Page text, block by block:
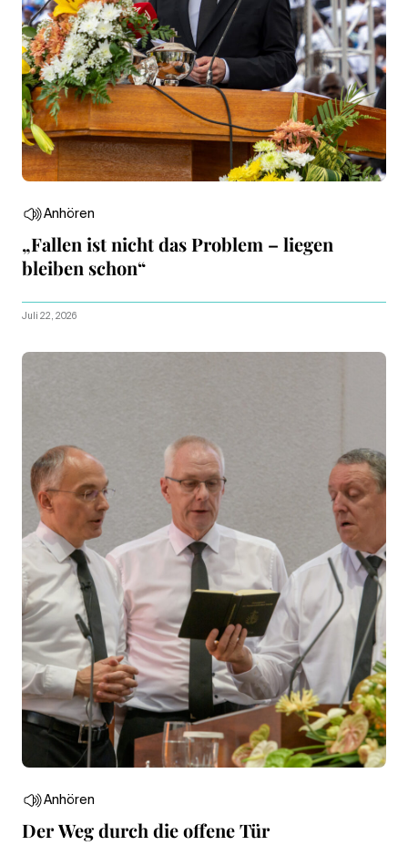
Anhören
„Fallen ist nicht das Problem – liegen
bleiben schon“
Juli 22, 2026
Anhören
Der Weg durch die offene Tür